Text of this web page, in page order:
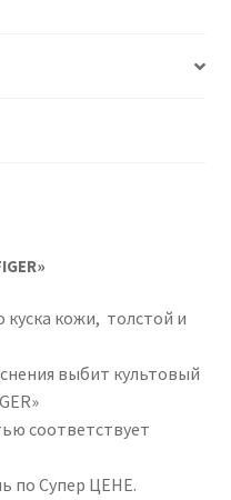
кожи, толстой и
выбит культовый
соответствует
по Супер ЦЕНЕ.